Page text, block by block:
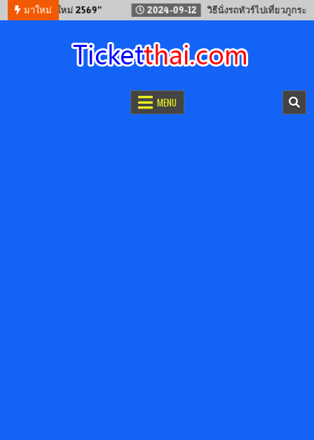
มาใหม่
ทศกาลปีใหม่ 2569” 2024-09-12 วิธีนั่งรถทัวร์ไปเที่ยวภูกระดึง
MENU